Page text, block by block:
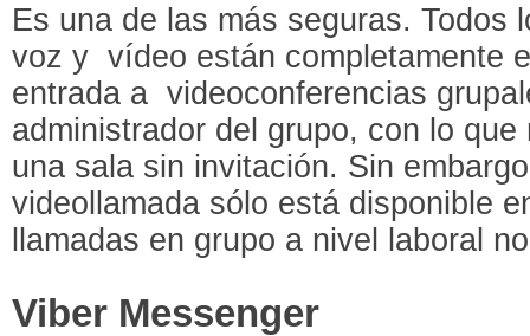
Es una de las más seguras. Todos
voz y vídeo están completamente
entrada a videoconferencias
administrador del grupo, con lo que
una sala sin invitación. Sin
videollamada sólo está disponible
llamadas en grupo a nivel laboral
Viber Messenger